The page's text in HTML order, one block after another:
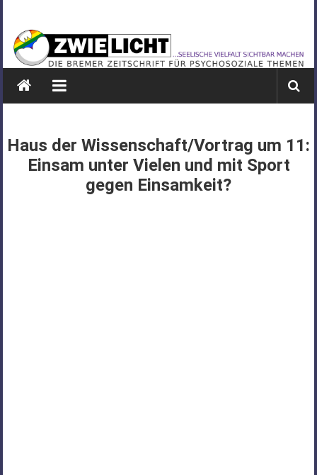
springen
ZWIELICHT
BREMEN
DIE
PSYCHOSOZIALE
THEMEN
Haus der Wissenschaft/Vortrag um 11:
Einsam unter Vielen und mit Sport
gegen Einsamkeit?